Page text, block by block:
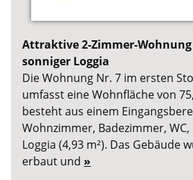
Attraktive 2-Zimmer-
sonniger Loggia
Die Wohnung Nr. 7 im ersten
umfasst eine Wohnfläche von
besteht aus einem
Wohnzimmer, Badezimmer,
Loggia (4,93 m²). Das Gebäude
erbaut und »